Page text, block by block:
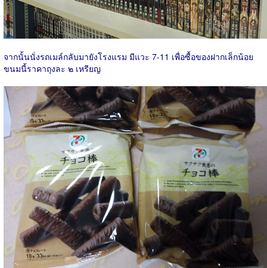
จากนั้นนั่งรถเมล์กลับมายังโรงแรม มีแวะ 7-11 เพื่อซื้อของฝากเล็กน้อย
ขนมนี้ราคาถุงละ ๒​ เหรียญ